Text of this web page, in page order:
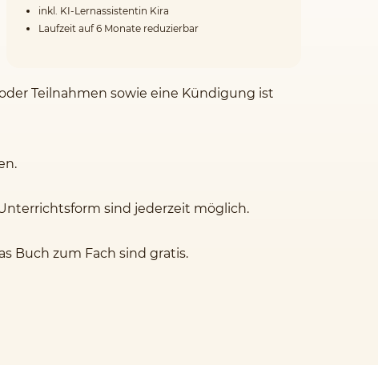
inkl. KI-Lernassistentin Kira
Laufzeit auf 6 Monate reduzierbar
Teilnahmen sowie eine Kündigung ist
sind jederzeit möglich.
Buch zum Fach sind gratis.